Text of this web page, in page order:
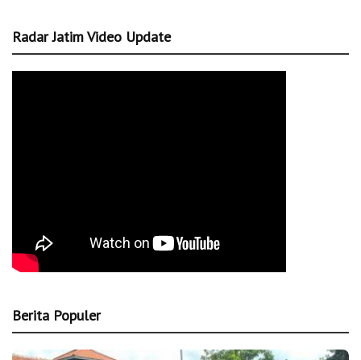
Radar Jatim Video Update
Berita Populer